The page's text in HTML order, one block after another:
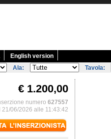
English version
Ala: Tavola:
€ 1.200,00
numero 627557
21/06/2026 alle 11:43:42